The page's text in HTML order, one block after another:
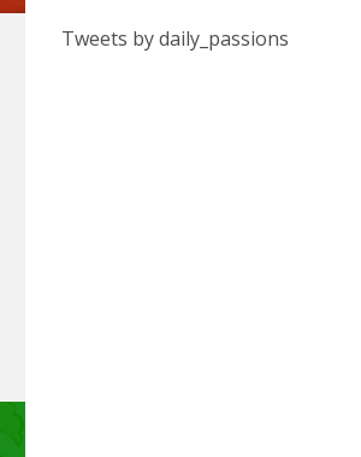
Tweets by daily_passions